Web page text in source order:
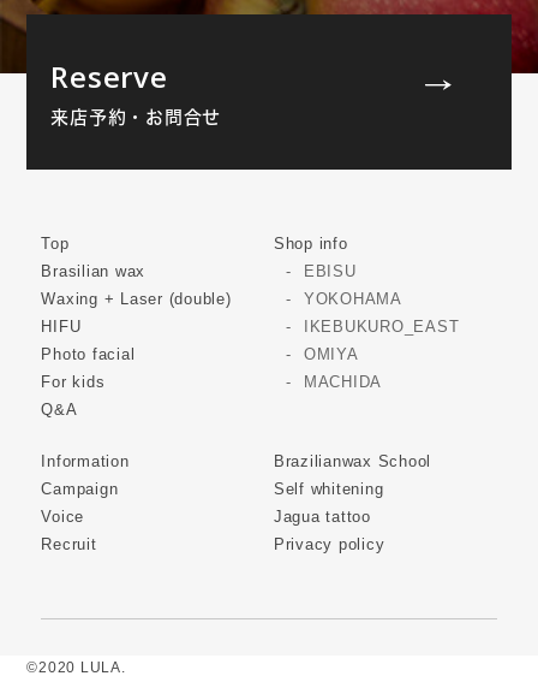
Reserve
来店予約・お問合せ
Top
Brasilian wax
Waxing + Laser (double)
HIFU
Photo facial
For kids
Q&A
Shop info
EBISU
YOKOHAMA
IKEBUKURO_EAST
OMIYA
MACHIDA
Information
Campaign
Voice
Recruit
Brazilianwax School
Self whitening
Jagua tattoo
Privacy policy
©2020 LULA.